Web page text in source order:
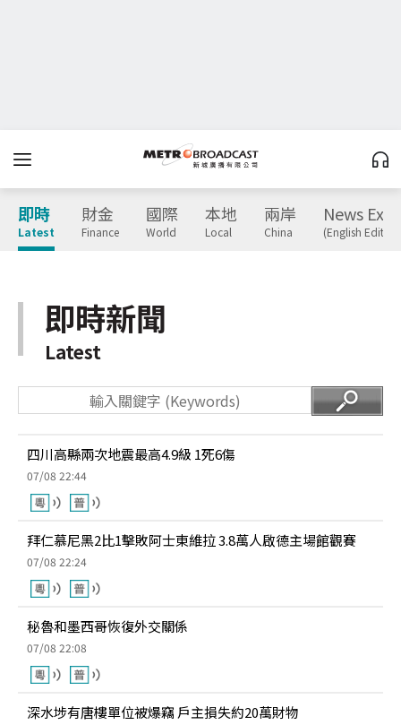
即時
Latest
財金
Finance
國際
World
本地
Local
兩岸
China
News
(English
即時新聞
Latest
四川高縣兩次地震最高4.9級 1死6傷
07/08 22:44
拜仁慕尼黑2比1擊敗阿士東維拉 3.8萬人啟德主場館觀賽
07/08 22:24
秘魯和墨西哥恢復外交關係
07/08 22:08
深水埗有唐樓單位被爆竊 戶主損失約20萬財物